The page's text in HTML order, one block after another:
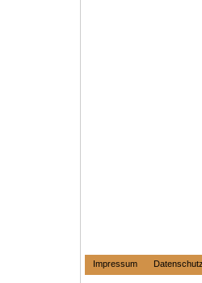
Impressum Datenschutz